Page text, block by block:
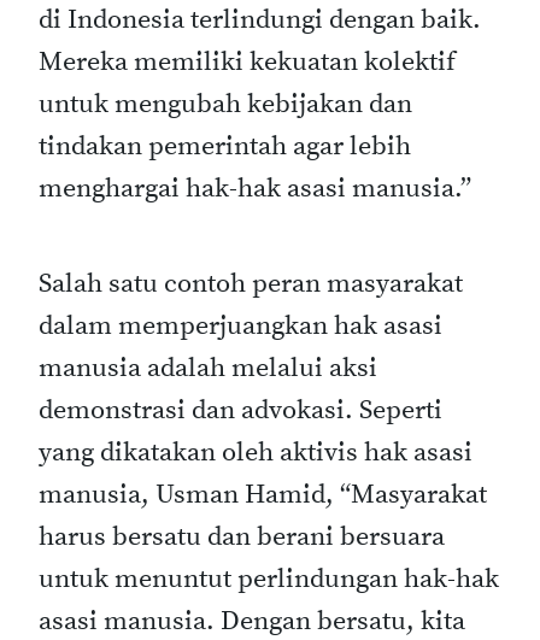
di Indonesia terlindungi dengan baik.
Mereka memiliki kekuatan kolektif
untuk mengubah kebijakan dan
tindakan pemerintah agar lebih
menghargai hak-hak asasi manusia.”
Salah satu contoh peran masyarakat
dalam memperjuangkan hak asasi
manusia adalah melalui aksi
demonstrasi dan advokasi. Seperti
yang dikatakan oleh aktivis hak asasi
manusia, Usman Hamid, “Masyarakat
harus bersatu dan berani bersuara
untuk menuntut perlindungan hak-hak
asasi manusia. Dengan bersatu, kita